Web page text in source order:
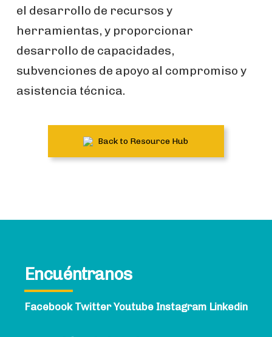
el desarrollo de recursos y
herramientas, y proporcionar
desarrollo de capacidades,
subvenciones de apoyo al compromiso y
asistencia técnica.
Back to Resource Hub
Encuéntranos
Facebook Twitter Youtube Instagram Linkedin